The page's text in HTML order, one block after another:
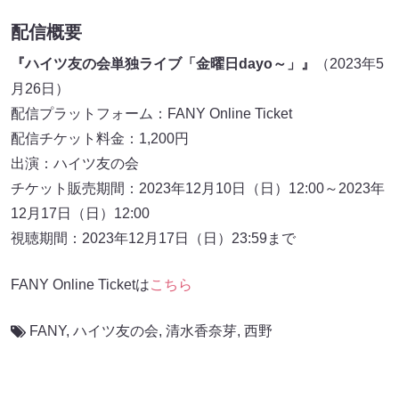
配信概要
『ハイツ友の会単独ライブ「金曜日dayo～」』
（2023年5
月26日）
配信プラットフォーム：FANY Online Ticket
配信チケット料金：1,200円
出演：ハイツ友の会
チケット販売期間：2023年12月10日（日）12:00～2023年
12月17日（日）12:00
視聴期間：2023年12月17日（日）23:59まで
FANY Online Ticketはこちら
FANY, ハイツ友の会, 清水香奈芽, 西野